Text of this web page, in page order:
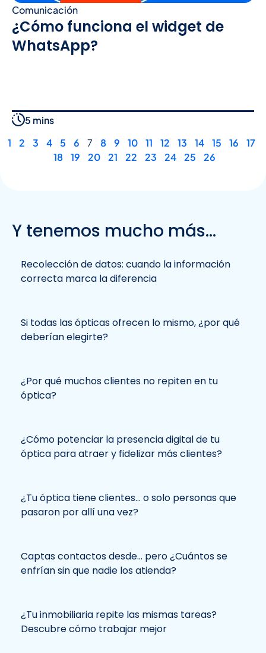
Comunicación
¿Cómo funciona el widget de
WhatsApp?
5 mins
1
2 3 4 5 6 7 8 9 10 11 12 13 14 15 16
17
18
19 20 21 22 23 24 25 26
Y tenemos mucho más...
Recolección de datos: cuando la información
correcta marca la diferencia
Si todas las ópticas ofrecen lo mismo, ¿por qué
deberían elegirte?
¿Por qué muchos clientes no repiten en tu
óptica?
¿Cómo potenciar la presencia digital de tu
óptica para atraer y fidelizar más clientes?
¿Tu óptica tiene clientes… o solo personas que
pasaron por allí una vez?
Captas contactos desde… pero ¿Cuántos se
enfrían sin que nadie los atienda?
¿Tu inmobiliaria repite las mismas tareas?
Descubre cómo trabajar mejor